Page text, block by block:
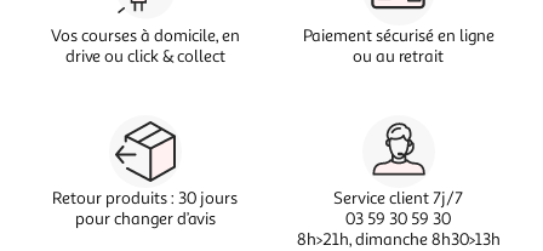
Vos courses à domicile, en
drive ou click & collect
Paiement sécurisé en ligne
ou au retrait
Retour produits : 30 jours
pour changer d’avis
Service client 7j/7
03 59 30 59 30
8h>21h, dimanche 8h30>13h